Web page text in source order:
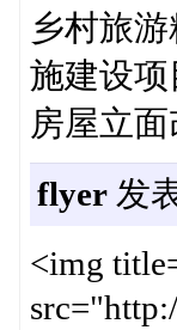
乡村旅
施建设
房屋立
flyer发
<img